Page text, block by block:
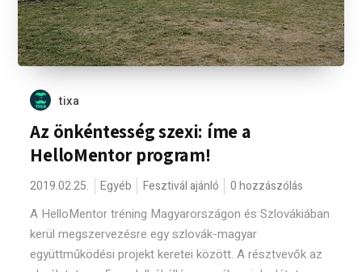
tixa
Az önkéntesség szexi: íme a
HelloMentor program!
2019.02.25. Egyéb Fesztivál ajánló 0 hozzászólás
A HelloMentor tréning Magyarországon és Szlovákiában
kerül megszervezésre egy szlovák-magyar
együttműködési projekt keretei között. A résztvevők az